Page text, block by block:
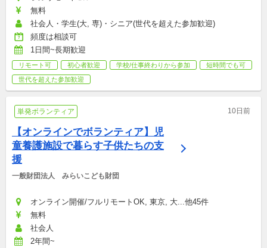
無料
社会人・学生(大, 専)・シニア(世代を超えた参加歓迎)
頻度は相談可
1日間~長期歓迎
リモート可 初心者歓迎 学校/仕事終わりから参加
短時間でも可
世代を超えた参加歓迎
単発ボランティア 10日前
【オンラインでボランティア】児
童養護施設で暮らす子供たちの支
援
一般財団法人　みらいこども財団
オンライン開催/フルリモートOK, 東京, 大...他45件
無料
社会人
2年間~